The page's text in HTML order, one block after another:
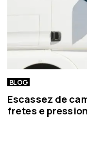
BLOG
Escassez de
fretes e